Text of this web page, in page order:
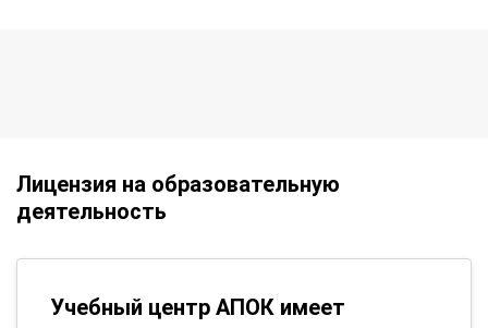
Лицензия на образовательную
деятельность
Учебный центр АПОК имеет